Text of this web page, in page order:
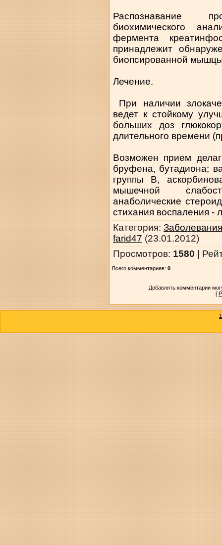
Распознавание
биохимического
фермента
принадлежит
биопсированной
Лечение.
При наличии
ведет к стойкому
больших доз
длительного времени
Возможен прием
бруфена, бутадиона;
группы В,
мышечной
анаболические
стихания воспаления -
Категория:
farid47 (23.01.2012)
Просмотров: 1580 |
Всего комментариев: 0
Добавлять комментарии
[